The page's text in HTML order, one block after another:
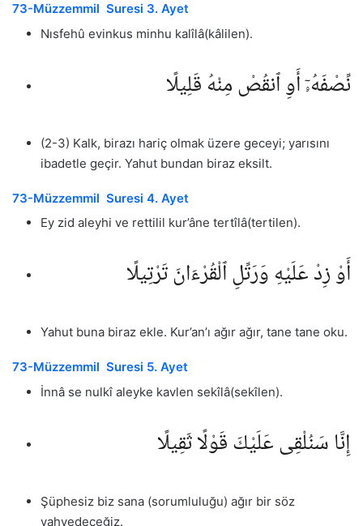
73-Müzzemmil Suresi 3. Ayet
Nısfehû evinkus minhu kalîlâ(kâlilen).
نِّصْفَهُۥٓ أَوِ ٱنقُصْ مِنْهُ قَلِيلًا
(2-3) Kalk, birazı hariç olmak üzere geceyi; yarısını
ibadetle geçir. Yahut bundan biraz eksilt.
73-Müzzemmil Suresi 4. Ayet
Ey zid aleyhi ve rettilil kur’âne tertîlâ(tertilen).
أَوْ زِدْ عَلَيْهِ وَرَتِّلِ ٱلْقُرْءَانَ تَرْتِيلًا
Yahut buna biraz ekle. Kur’an’ı ağır ağır, tane tane oku.
73-Müzzemmil Suresi 5. Ayet
İnnâ se nulkî aleyke kavlen sekîlâ(sekîlen).
إِنَّا سَنُلْقِى عَلَيْكَ قَوْلًا ثَقِيلًا
Şüphesiz biz sana (sorumluluğu) ağır bir söz
vahyedeceğiz.